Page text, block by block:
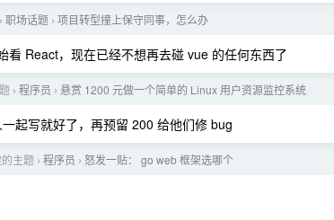
› 职场话题 › 项目转型撞上保守同事，怎么办
看 React，现在已经不想再去碰 vue 的任何东西了
› 程序员 › 悬赏 1200 元做一个简单的 Linux 用户资源监控系统
起写就好了，再预留 200 给他们修 bug
主题 › 程序员 › 怒发一贴： go web 框架选哪个